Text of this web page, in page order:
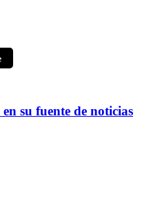
en su fuente de noticias